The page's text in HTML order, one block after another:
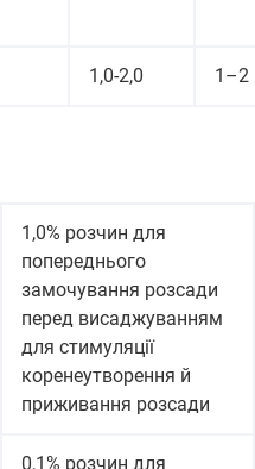
1,0-2,0 1–2
1,0% розчин для
попереднього
замочування розсади
перед висаджуванням
для стимуляції
коренеутворення й
приживання розсади
0,1% розчин для